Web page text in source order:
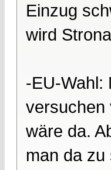
Einzug
wird
-EU-Wahl:
versuchen
wäre da.
man da